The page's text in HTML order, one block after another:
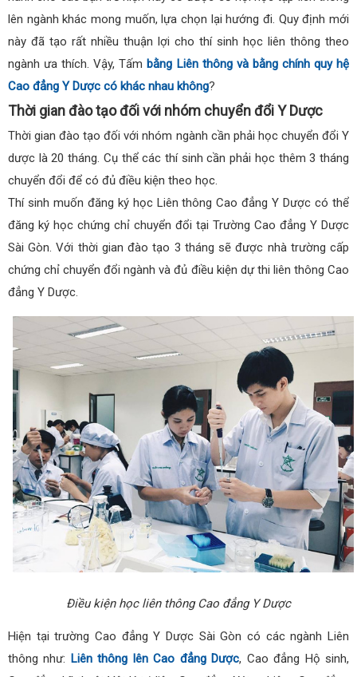
lên ngành khác mong muốn, lựa chọn lại hướng đi. Quy định mới
này đã tạo rất nhiều thuận lợi cho thí sinh học liên thông theo
ngành ưa thích. Vậy, Tấmbằng Liên thông và bằng chính quy hệ
Cao đẳng Y Dược có khác nhau không?
Thời gian đào tạo đối với nhóm chuyển đổi Y Dược
Thời gian đào tạo đối với nhóm ngành cần phải học chuyển đổi Y
dược là 20 tháng. Cụ thể các thí sinh cần phải học thêm 3 tháng
chuyển đổi để có đủ điều kiện theo học.
Thí sinh muốn đăng ký học Liên thông Cao đẳng Y Dược có thể
đăng ký học chứng chỉ chuyển đổi tại Trường Cao đẳng Y Dược
Sài Gòn. Với thời gian đào tạo 3 tháng sẽ được nhà trường cấp
chứng chỉ chuyển đổi ngành và đủ điều kiện dự thi liên thông Cao
đẳng Y Dược.
Điều kiện học liên thông Cao đẳng Y Dược
Hiện tại trường Cao đẳng Y Dược Sài Gòn có các ngành Liên
thông như: Liên thông lên Cao đẳng Dược, Cao đẳng Hộ sinh,